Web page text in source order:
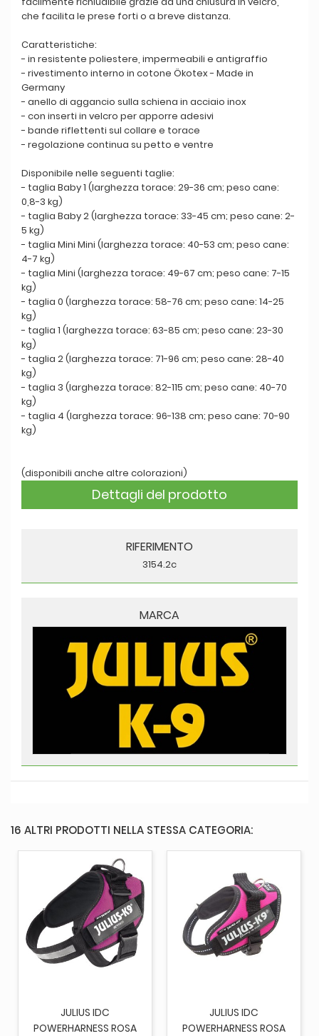
che facilita le prese forti o a breve distanza.
Caratteristiche:
- in resistente poliestere, impermeabili e antigraffio
- rivestimento interno in cotone Ökotex - Made in
Germany
- anello di aggancio sulla schiena in acciaio inox
- con inserti in velcro per apporre adesivi
- bande riflettenti sul collare e torace
- regolazione continua su petto e ventre
Disponibile nelle seguenti taglie:
- taglia Baby 1 (larghezza torace: 29-36 cm; peso cane:
0,8-3 kg)
- taglia Baby 2 (larghezza torace: 33-45 cm; peso cane: 2-
5 kg)
- taglia Mini Mini (larghezza torace: 40-53 cm; peso cane:
4-7 kg)
- taglia Mini (larghezza torace: 49-67 cm; peso cane: 7-15
kg)
- taglia 0 (larghezza torace: 58-76 cm; peso cane: 14-25
kg)
- taglia 1 (larghezza torace: 63-85 cm; peso cane: 23-30
kg)
- taglia 2 (larghezza torace: 71-96 cm; peso cane: 28-40
kg)
- taglia 3 (larghezza torace: 82-115 cm; peso cane: 40-70
kg)
- taglia 4 (larghezza torace: 96-138 cm; peso cane: 70-90
kg)
(disponibili anche altre colorazioni)
Dettagli del prodotto
RIFERIMENTO
3154.2c
MARCA
16 ALTRI PRODOTTI NELLA STESSA CATEGORIA:
JULIUS IDC
POWERHARNESS ROSA
JULIUS IDC
POWERHARNESS ROSA